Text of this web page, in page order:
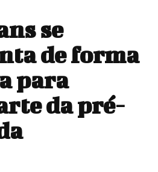
se
de forma
para
da pré-